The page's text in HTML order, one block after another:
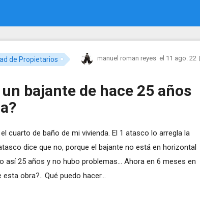
de Propietarios manuel roman reyes el 11 ago. 22
bajante de hace 25 años
cuarto de baño de mi vivienda. El 1 atasco lo arregla la
dice que no, porque el bajante no está en horizontal
25 años y no hubo problemas... Ahora en 6 meses en
obra?.. Qué puedo hacer...